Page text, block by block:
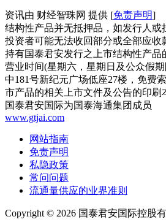
资讯由 财经智珠网 提供 [免责声明]
结构性产品并无抵押品，如发行人或
投资者可能无法收回部分或全部应收
持有国泰君安发行之上市结构性产品
营业时间(星期六，星期日及公众假
中181号新纪元广场低座27楼，免费
市产品的相关上市文件及公告的印刷
国泰君安国际为国泰海通集团成员
www.gtjai.com
网站指南
免责声明
私隐政策
常问问题
流通量供应的业界准则
Copyright © 2026 国泰君安国际控股